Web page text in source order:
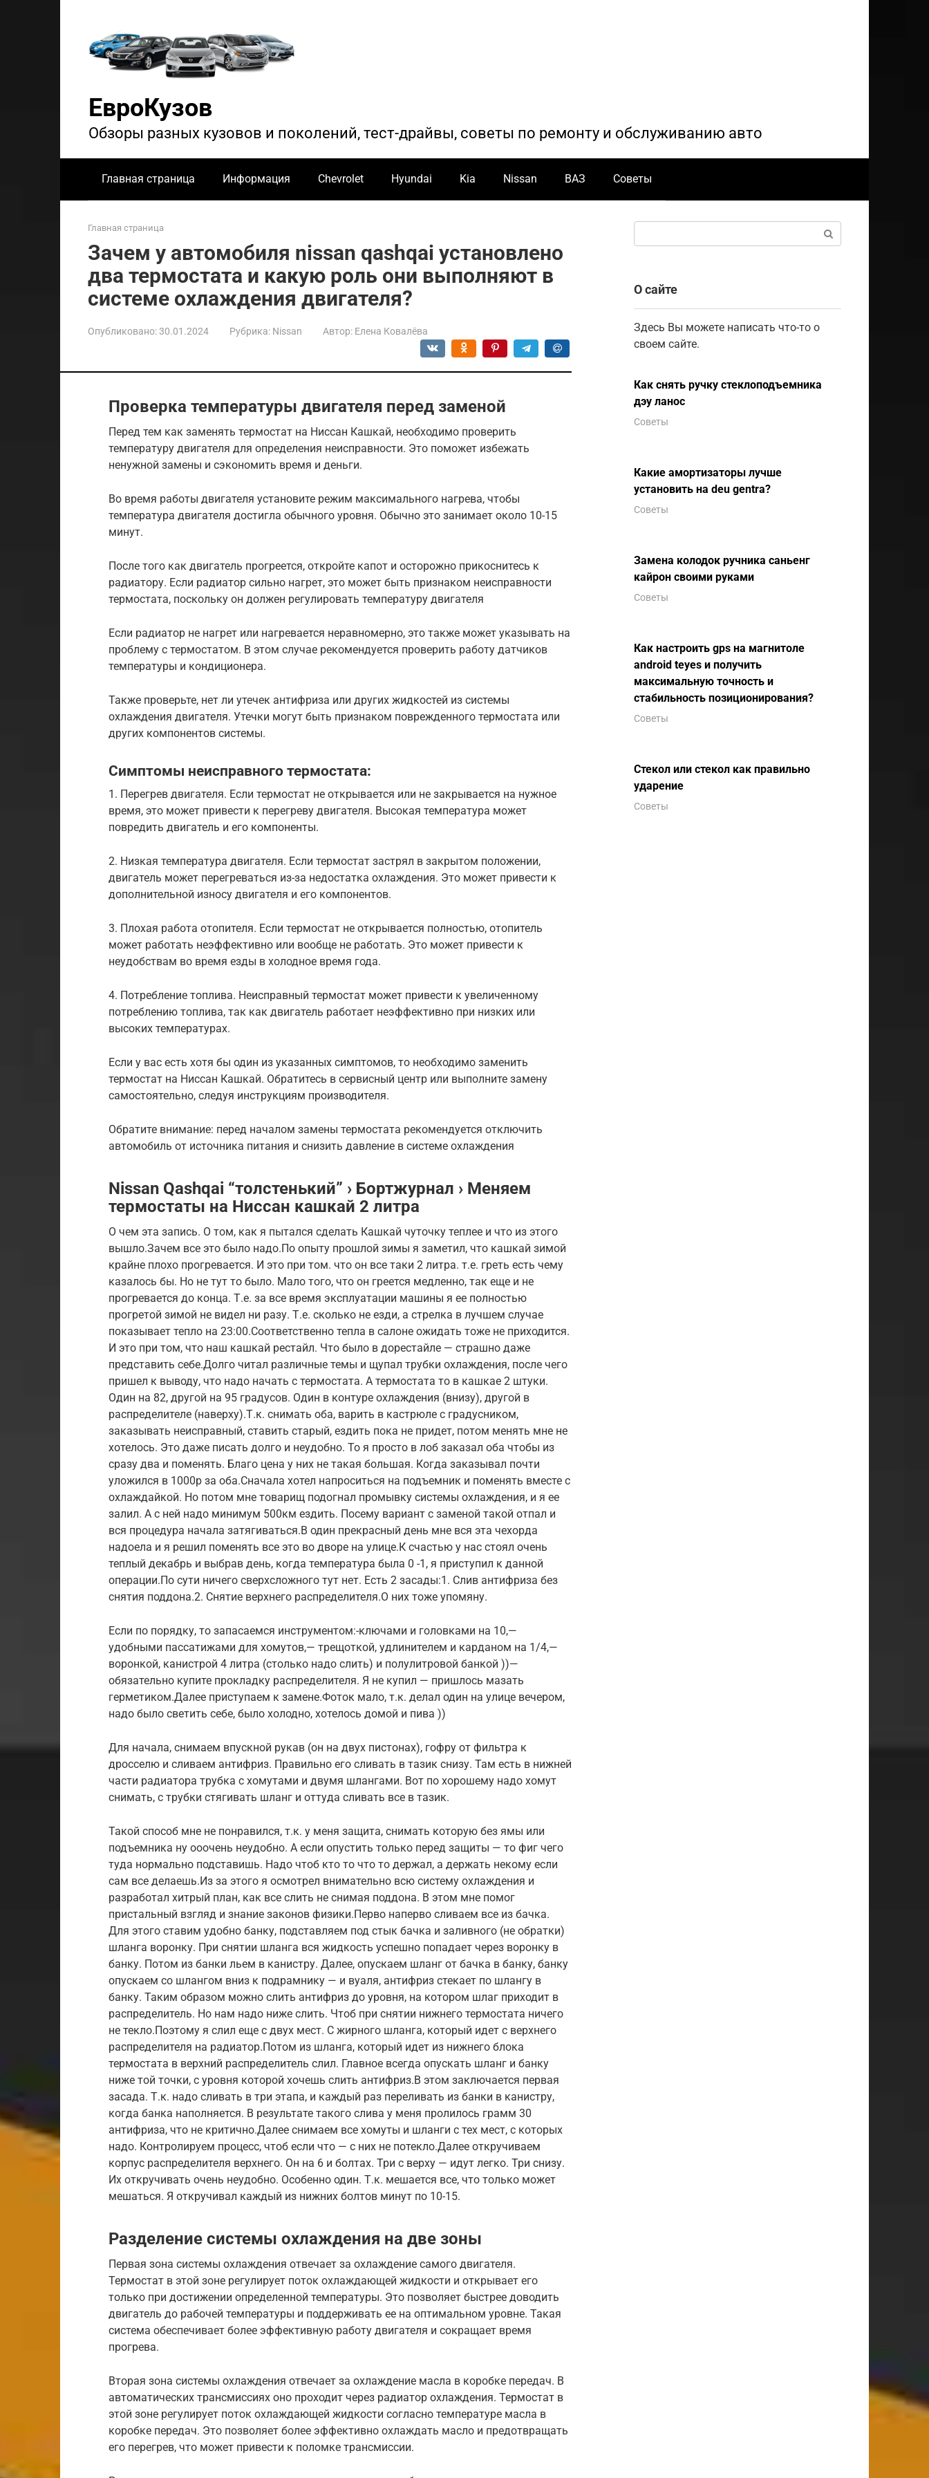
ЕвроКузов
Обзоры разных кузовов и поколений, тест-драйвы, советы по ремонту и обслуживанию авто
Главная страница Информация Chevrolet Hyundai Kia Nissan ВАЗ Советы
Главная страница
Зачем у автомобиля nissan qashqai установлено
два термостата и какую роль они выполняют в
системе охлаждения двигателя?
Опубликовано:30.01.2024 Рубрика: Nissan Автор: Елена Ковалёва
Проверка температуры двигателя перед заменой
Перед тем как заменять термостат на Ниссан Кашкай, необходимо проверить
температуру двигателя для определения неисправности. Это поможет избежать
ненужной замены и сэкономить время и деньги.
Во время работы двигателя установите режим максимального нагрева, чтобы
температура двигателя достигла обычного уровня. Обычно это занимает около 10-15
минут.
После того как двигатель прогреется, откройте капот и осторожно прикоснитесь к
радиатору. Если радиатор сильно нагрет, это может быть признаком неисправности
термостата, поскольку он должен регулировать температуру двигателя
Если радиатор не нагрет или нагревается неравномерно, это также может указывать на
проблему с термостатом. В этом случае рекомендуется проверить работу датчиков
температуры и кондиционера.
Также проверьте, нет ли утечек антифриза или других жидкостей из системы
охлаждения двигателя. Утечки могут быть признаком поврежденного термостата или
других компонентов системы.
Симптомы неисправного термостата:
1. Перегрев двигателя. Если термостат не открывается или не закрывается на нужное
время, это может привести к перегреву двигателя. Высокая температура может
повредить двигатель и его компоненты.
2. Низкая температура двигателя. Если термостат застрял в закрытом положении,
двигатель может перегреваться из-за недостатка охлаждения. Это может привести к
дополнительной износу двигателя и его компонентов.
3. Плохая работа отопителя. Если термостат не открывается полностью, отопитель
может работать неэффективно или вообще не работать. Это может привести к
неудобствам во время езды в холодное время года.
4. Потребление топлива. Неисправный термостат может привести к увеличенному
потреблению топлива, так как двигатель работает неэффективно при низких или
высоких температурах.
Если у вас есть хотя бы один из указанных симптомов, то необходимо заменить
термостат на Ниссан Кашкай. Обратитесь в сервисный центр или выполните замену
самостоятельно, следуя инструкциям производителя.
Обратите внимание: перед началом замены термостата рекомендуется отключить
автомобиль от источника питания и снизить давление в системе охлаждения
Nissan Qashqai “толстенький” › Бортжурнал › Меняем
термостаты на Ниссан кашкай 2 литра
О чем эта запись. О том, как я пытался сделать Кашкай чуточку теплее и что из этого
вышло.Зачем все это было надо.По опыту прошлой зимы я заметил, что кашкай зимой
крайне плохо прогревается. И это при том. что он все таки 2 литра. т.е. греть есть чему
казалось бы. Но не тут то было. Мало того, что он греется медленно, так еще и не
прогревается до конца. Т.е. за все время эксплуатации машины я ее полностью
прогретой зимой не видел ни разу. Т.е. сколько не езди, а стрелка в лучшем случае
показывает тепло на 23:00.Соответственно тепла в салоне ожидать тоже не приходится.
И это при том, что наш кашкай рестайл. Что было в дорестайле — страшно даже
представить себе.Долго читал различные темы и щупал трубки охлаждения, после чего
пришел к выводу, что надо начать с термостата. А термостата то в кашкае 2 штуки.
Один на 82, другой на 95 градусов. Один в контуре охлаждения (внизу), другой в
распределителе (наверху).Т.к. снимать оба, варить в кастрюле с градусником,
заказывать неисправный, ставить старый, ездить пока не придет, потом менять мне не
хотелось. Это даже писать долго и неудобно. То я просто в лоб заказал оба чтобы из
сразу два и поменять. Благо цена у них не такая большая. Когда заказывал почти
уложился в 1000р за оба.Сначала хотел напроситься на подъемник и поменять вместе с
охлаждайкой. Но потом мне товарищ подогнал промывку системы охлаждения, и я ее
залил. А с ней надо минимум 500км ездить. Посему вариант с заменой такой отпал и
вся процедура начала затягиваться.В один прекрасный день мне вся эта чехорда
надоела и я решил поменять все это во дворе на улице.К счастью у нас стоял очень
теплый декабрь и выбрав день, когда температура была 0 -1, я приступил к данной
операции.По сути ничего сверхсложного тут нет. Есть 2 засады:1. Слив антифриза без
снятия поддона.2. Снятие верхнего распределителя.О них тоже упомяну.
Если по порядку, то запасаемся инструментом:-ключами и головками на 10,—
удобными пассатижами для хомутов,— трещоткой, удлинителем и карданом на 1/4,—
воронкой, канистрой 4 литра (столько надо слить) и полулитровой банкой ))—
обязательно купите прокладку распределителя. Я не купил — пришлось мазать
герметиком.Далее приступаем к замене.Фоток мало, т.к. делал один на улице вечером,
надо было светить себе, было холодно, хотелось домой и пива ))
Для начала, снимаем впускной рукав (он на двух пистонах), гофру от фильтра к
дросселю и сливаем антифриз. Правильно его сливать в тазик снизу. Там есть в нижней
части радиатора трубка с хомутами и двумя шлангами. Вот по хорошему надо хомут
снимать, с трубки стягивать шланг и оттуда сливать все в тазик.
Такой способ мне не понравился, т.к. у меня защита, снимать которую без ямы или
подъемника ну ооочень неудобно. А если опустить только перед защиты — то фиг чего
туда нормально подставишь. Надо чтоб кто то что то держал, а держать некому если
сам все делаешь.Из за этого я осмотрел внимательно всю систему охлаждения и
разработал хитрый план, как все слить не снимая поддона. В этом мне помог
пристальный взгляд и знание законов физики.Перво наперво сливаем все из бачка.
Для этого ставим удобно банку, подставляем под стык бачка и заливного (не обратки)
шланга воронку. При снятии шланга вся жидкость успешно попадает через воронку в
банку. Потом из банки льем в канистру. Далее, опускаем шланг от бачка в банку, банку
опускаем со шлангом вниз к подрамнику — и вуаля, антифриз стекает по шлангу в
банку. Таким образом можно слить антифриз до уровня, на котором шлаг приходит в
распределитель. Но нам надо ниже слить. Чтоб при снятии нижнего термостата ничего
не текло.Поэтому я слил еще с двух мест. С жирного шланга, который идет с верхнего
распределителя на радиатор.Потом из шланга, который идет из нижнего блока
термостата в верхний распределитель слил. Главное всегда опускать шланг и банку
ниже той точки, с уровня которой хочешь слить антифриз.В этом заключается первая
засада. Т.к. надо сливать в три этапа, и каждый раз переливать из банки в канистру,
когда банка наполняется. В результате такого слива у меня пролилось грамм 30
антифриза, что не критично.Далее снимаем все хомуты и шланги с тех мест, с которых
надо. Контролируем процесс, чтоб если что — с них не потекло.Далее откручиваем
корпус распределителя верхнего. Он на 6 и болтах. Три с верху — идут легко. Три снизу.
Их откручивать очень неудобно. Особенно один. Т.к. мешается все, что только может
мешаться. Я откручивал каждый из нижних болтов минут по 10-15.
Разделение системы охлаждения на две зоны
Первая зона системы охлаждения отвечает за охлаждение самого двигателя.
Термостат в этой зоне регулирует поток охлаждающей жидкости и открывает его
только при достижении определенной температуры. Это позволяет быстрее доводить
двигатель до рабочей температуры и поддерживать ее на оптимальном уровне. Такая
система обеспечивает более эффективную работу двигателя и сокращает время
прогрева.
Вторая зона системы охлаждения отвечает за охлаждение масла в коробке передач. В
автоматических трансмиссиях оно проходит через радиатор охлаждения. Термостат в
этой зоне регулирует поток охлаждающей жидкости согласно температуре масла в
коробке передач. Это позволяет более эффективно охлаждать масло и предотвращать
его перегрев, что может привести к поломке трансмиссии.
О сайте
Здесь Вы можете написать что-то о
своем сайте.
Как снять ручку стеклоподъемника
дэу ланос
Советы
Какие амортизаторы лучше
установить на deu gentra?
Советы
Замена колодок ручника саньенг
кайрон своими руками
Советы
Как настроить gps на магнитоле
android teyes и получить
максимальную точность и
стабильность позиционирования?
Советы
Стекол или стекол как правильно
ударение
Советы